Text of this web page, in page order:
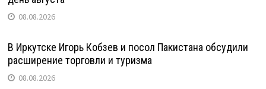
08.08.2026
В Иркутске Игорь Кобзев и посол Пакистана обсудили
расширение торговли и туризма
08.08.2026